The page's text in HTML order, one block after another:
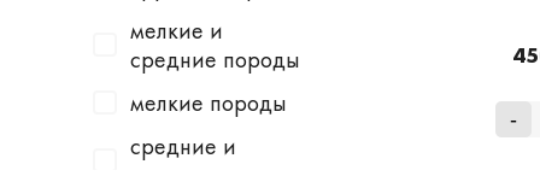
Homefish
водоросли
говядина
говядина /
мелкие и
средние породы
мелкие породы
средние и
-